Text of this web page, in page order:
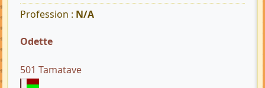
Profession : N/A
Odette
501 Tamatave